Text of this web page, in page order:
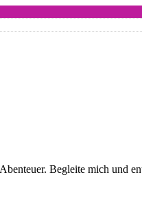
Begleite mich und